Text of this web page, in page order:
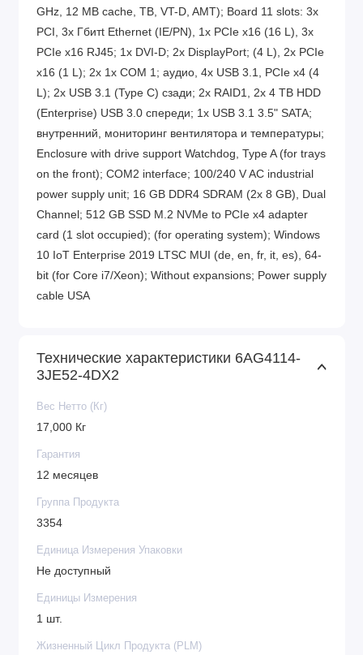
GHz, 12 MB cache, TB, VT-D, AMT); Board 11 slots: 3x
PCI, 3x Гбитt Ethernet (IE/PN), 1x PCIe x16 (16 L), 3x
PCIe x16 RJ45; 1x DVI-D; 2x DisplayPort; (4 L), 2x PCIe
x16 (1 L); 2x 1x COM 1; аудио, 4x USB 3.1, PCIe x4 (4
L); 2x USB 3.1 (Type C) сзади; 2x RAID1, 2x 4 TB HDD
(Enterprise) USB 3.0 спереди; 1x USB 3.1 3.5" SATA;
внутренний, мониторинг вентилятора и температуры;
Enclosure with drive support Watchdog, Type A (for trays
on the front); COM2 interface; 100/240 V AC industrial
power supply unit; 16 GB DDR4 SDRAM (2x 8 GB), Dual
Channel; 512 GB SSD M.2 NVMe to PCIe x4 adapter
card (1 slot occupied); (for operating system); Windows
10 IoT Enterprise 2019 LTSC MUI (de, en, fr, it, es), 64-
bit (for Core i7/Xeon); Without expansions; Power supply
cable USA
Технические характеристики 6AG4114-
3JE52-4DX2
Вес Нетто (Кг)
17,000 Кг
Гарантия
12 месяцев
Группа Продукта
3354
Единица Измерения Упаковки
Не доступный
Единицы Измерения
1 шт.
Жизненный Цикл Продукта (PLM)